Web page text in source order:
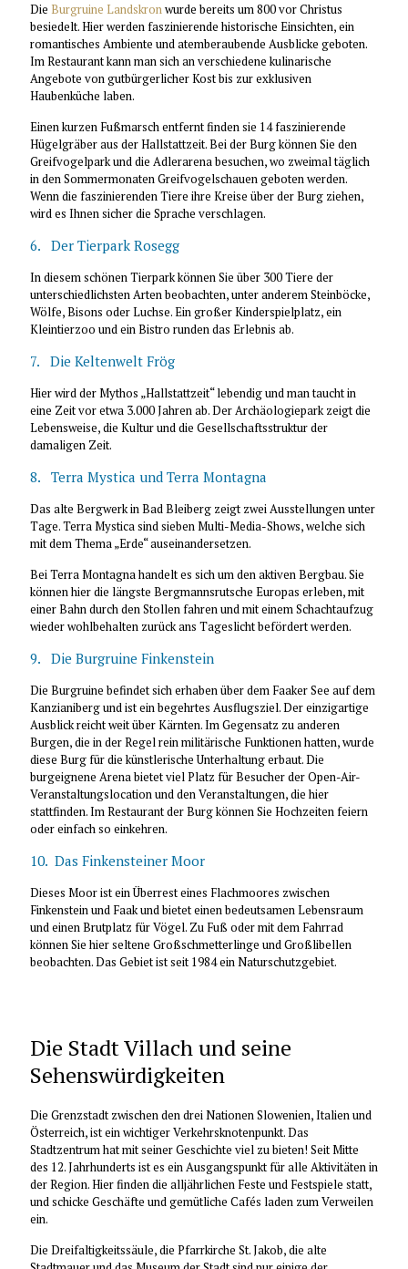
Die Burgruine Landskronwurde bereits um 800 vor Christus
besiedelt. Hier werden faszinierende historische Einsichten, ein
romantisches Ambiente und atemberaubende Ausblicke geboten.
Im Restaurant kann man sich an verschiedene kulinarische
Angebote von gutbürgerlicher Kost bis zur exklusiven
Haubenküche laben.
Einen kurzen Fußmarsch entfernt finden sie 14 faszinierende
Hügelgräber aus der Hallstattzeit. Bei der Burg können Sie den
Greifvogelpark und die Adlerarena besuchen, wo zweimal täglich
in den Sommermonaten Greifvogelschauen geboten werden.
Wenn die faszinierenden Tiere ihre Kreise über der Burg ziehen,
wird es Ihnen sicher die Sprache verschlagen.
6. Der Tierpark Rosegg
In diesem schönen Tierpark können Sie über 300 Tiere der
unterschiedlichsten Arten beobachten, unter anderem Steinböcke,
Wölfe, Bisons oder Luchse. Ein großer Kinderspielplatz, ein
Kleintierzoo und ein Bistro runden das Erlebnis ab.
7. Die Keltenwelt Frög
Hier wird der Mythos „Hallstattzeit“ lebendig und man taucht in
eine Zeit vor etwa 3.000 Jahren ab. Der Archäologiepark zeigt die
Lebensweise, die Kultur und die Gesellschaftsstruktur der
damaligen Zeit.
8. Terra Mystica und Terra Montagna
Das alte Bergwerk in Bad Bleiberg zeigt zwei Ausstellungen unter
Tage. Terra Mystica sind sieben Multi-Media-Shows, welche sich
mit dem Thema „Erde“ auseinandersetzen.
Bei Terra Montagna handelt es sich um den aktiven Bergbau. Sie
können hier die längste Bergmannsrutsche Europas erleben, mit
einer Bahn durch den Stollen fahren und mit einem Schachtaufzug
wieder wohlbehalten zurück ans Tageslicht befördert werden.
9. Die Burgruine Finkenstein
Die Burgruine befindet sich erhaben über dem Faaker See auf dem
Kanzianiberg und ist ein begehrtes Ausflugsziel. Der einzigartige
Ausblick reicht weit über Kärnten. Im Gegensatz zu anderen
Burgen, die in der Regel rein militärische Funktionen hatten, wurde
diese Burg für die künstlerische Unterhaltung erbaut. Die
burgeignene Arena bietet viel Platz für Besucher der Open-Air-
Veranstaltungslocation und den Veranstaltungen, die hier
stattfinden. Im Restaurant der Burg können Sie Hochzeiten feiern
oder einfach so einkehren.
10. Das Finkensteiner Moor
Dieses Moor ist ein Überrest eines Flachmoores zwischen
Finkenstein und Faak und bietet einen bedeutsamen Lebensraum
und einen Brutplatz für Vögel. Zu Fuß oder mit dem Fahrrad
können Sie hier seltene Großschmetterlinge und Großlibellen
beobachten. Das Gebiet ist seit 1984 ein Naturschutzgebiet.
Die Stadt Villach und seine
Sehenswürdigkeiten
Die Grenzstadt zwischen den drei Nationen Slowenien, Italien und
Österreich, ist ein wichtiger Verkehrsknotenpunkt. Das
Stadtzentrum hat mit seiner Geschichte viel zu bieten! Seit Mitte
des 12. Jahrhunderts ist es ein Ausgangspunkt für alle Aktivitäten in
der Region. Hier finden die alljährlichen Feste und Festspiele statt,
und schicke Geschäfte und gemütliche Cafés laden zum Verweilen
ein.
Die Dreifaltigkeitssäule, die Pfarrkirche St. Jakob, die alte